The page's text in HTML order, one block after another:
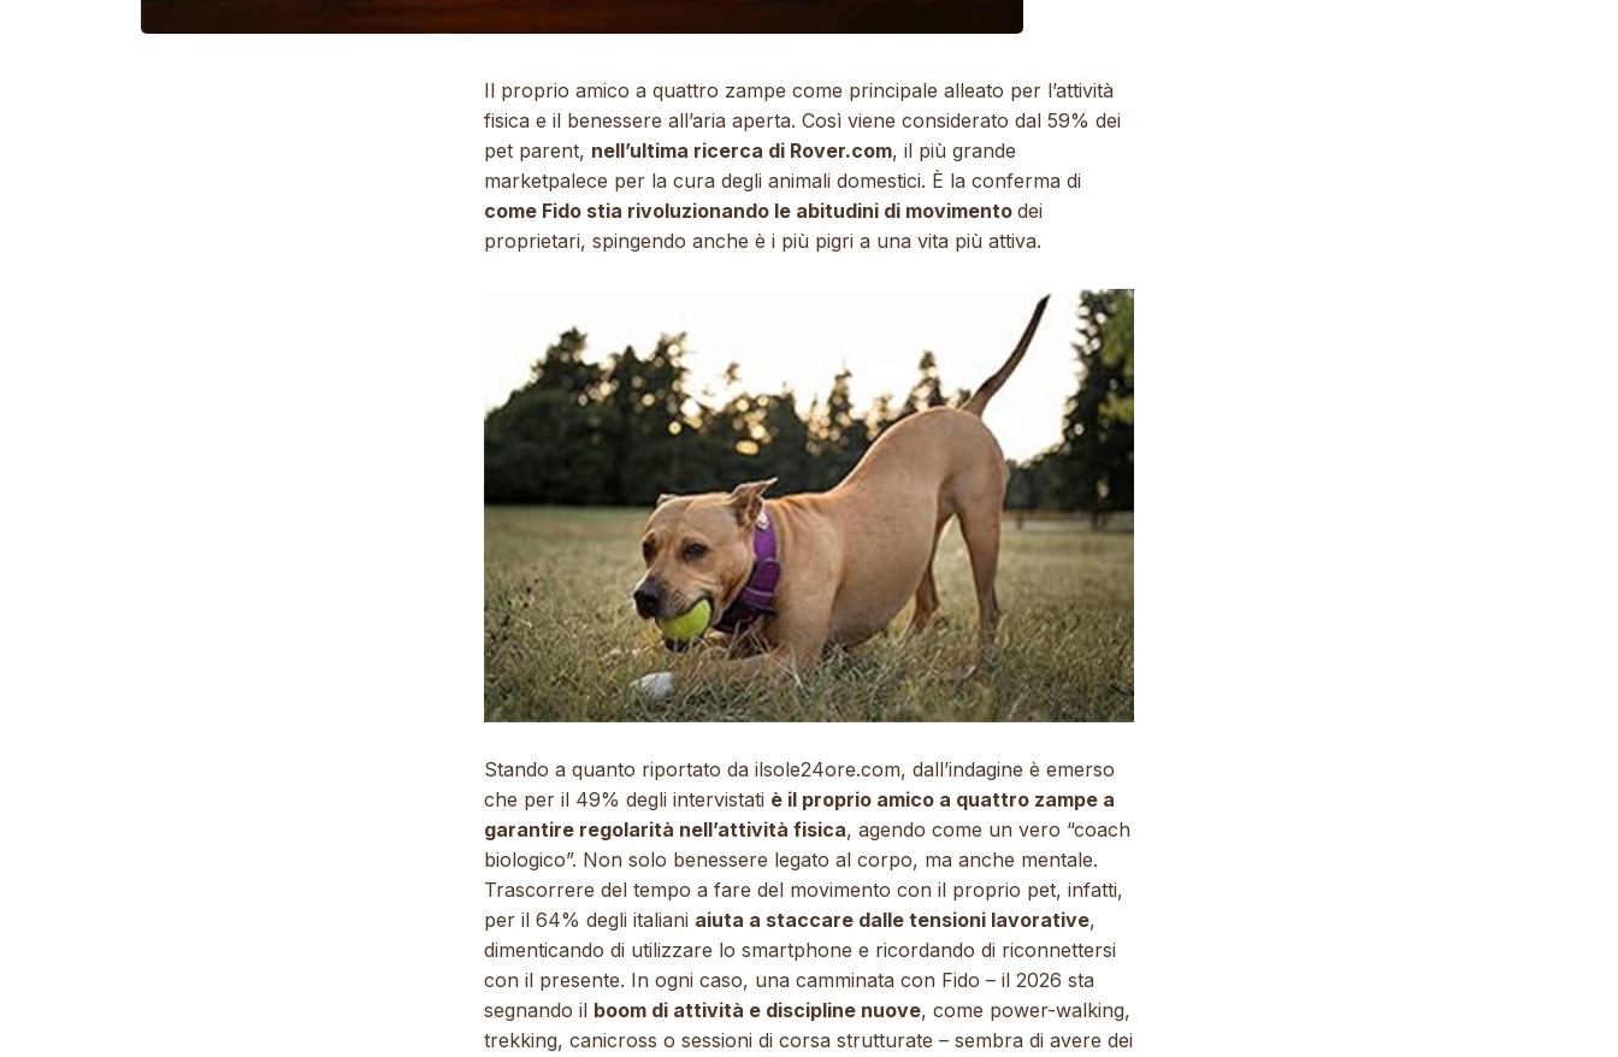
Il proprio amico a quattro zampe come principale alleato per l’attività
fisica e il benessere all’aria aperta. Così viene considerato dal 59% dei
pet parent, nell’ultima ricerca di Rover.com, il più grande
marketpalece per la cura degli animali domestici. È la conferma di
come Fido stia rivoluzionando le abitudini di movimento dei
proprietari, spingendo anche è i più pigri a una vita più attiva.
Stando a quanto riportato da ilsole24ore.com, dall’indagine è emerso
che per il 49% degli intervistati è il proprio amico a quattro zampe a
garantire regolarità nell’attività fisica, agendo come un vero “coach
biologico”. Non solo benessere legato al corpo, ma anche mentale.
Trascorrere del tempo a fare del movimento con il proprio pet, infatti,
per il 64% degli italiani aiuta a staccare dalle tensioni lavorative,
dimenticando di utilizzare lo smartphone e ricordando di riconnettersi
con il presente. In ogni caso, una camminata con Fido – il 2026 sta
segnando il boom di attività e discipline nuove, come power-walking,
trekking, canicross o sessioni di corsa strutturate – sembra di avere dei